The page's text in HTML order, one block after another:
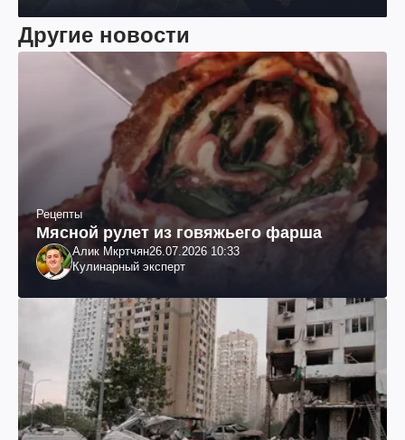
Другие новости
Рецепты
Мясной рулет из говяжьего фарша
Алик Мкртчян26.07.2026 10:33
Кулинарный эксперт